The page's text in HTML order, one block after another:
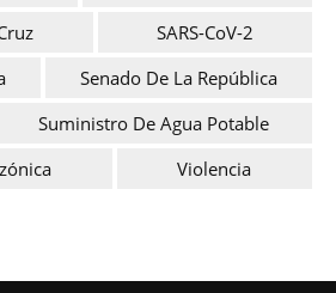
SARS-CoV-2
Senado De La República
Suministro De Agua Potable
Violencia